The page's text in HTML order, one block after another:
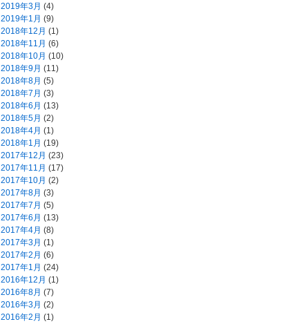
2019年3月 (4)
2019年1月 (9)
2018年12月 (1)
2018年11月 (6)
2018年10月 (10)
2018年9月 (11)
2018年8月 (5)
2018年7月 (3)
2018年6月 (13)
2018年5月 (2)
2018年4月 (1)
2018年1月 (19)
2017年12月 (23)
2017年11月 (17)
2017年10月 (2)
2017年8月 (3)
2017年7月 (5)
2017年6月 (13)
2017年4月 (8)
2017年3月 (1)
2017年2月 (6)
2017年1月 (24)
2016年12月 (1)
2016年8月 (7)
2016年3月 (2)
2016年2月 (1)